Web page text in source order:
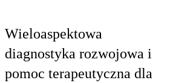
Wieloaspektowa
diagnostyka rozwojowa i
pomoc terapeutyczna dla